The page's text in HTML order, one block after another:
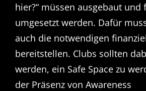
hier?“ müssen ausgebaut und
umgesetzt werden. Dafür
auch die notwendigen
bereitstellen. Clubs sollten
werden, ein Safe Space zu
der Präsenz von Awareness